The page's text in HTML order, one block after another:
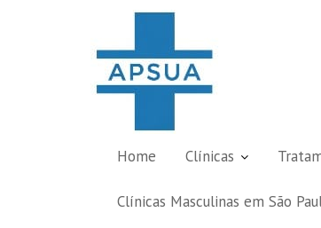
Home Clínicas
Clínicas Masculinas em São